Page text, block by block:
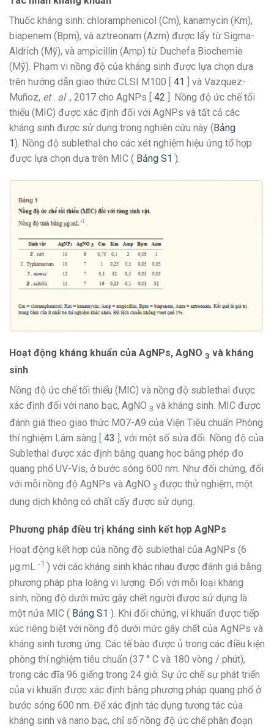
Thuốc kháng sinh: chloramphenicol (Cm), kanamycin (Km),
biapenem (Bpm), và aztreonam (Azm) được lấy từ Sigma-
Aldrich (Mỹ), và ampicillin (Amp) từ Duchefa Biochemie
(Mỹ). Phạm vi nồng độ của kháng sinh được lựa chọn dựa
trên hướng dẫn giao thức CLSI M100 [ 41
] và Vazquez-
Muñoz, et. al., 2017 cho AgNPs [ 42 ]. Nồng độ ức chế tối
thiểu (MIC) được xác định đối với AgNPs và tất cả các
kháng sinh được sử dụng trong nghiên cứu này (Bảng
1). Nồng độ sublethal cho các xét nghiệm hiệu ứng tổ hợp
được lựa chọn dựa trên MIC ( Bảng S1 ).
Hoạt động kháng khuẩn của AgNPs, AgNO 3 và kháng
sinh
Nồng độ ức chế tối thiểu (MIC) và nồng độ sublethal được
xác định đối với nano bạc, AgNO 3 và kháng sinh. MIC được
đánh giá theo giao thức M07-A9 của Viện Tiêu chuẩn Phòng
thí nghiệm Lâm sàng [ 43 ], với một số sửa đổi. Nồng độ của
Sublethal được xác định bằng quang học bằng phép đo
quang phổ UV-Vis, ở bước sóng 600 nm. Như đối chứng, đối
với mỗi nồng độ AgNPs và AgNO 3 được thử nghiệm, một
dung dịch không có chất cấy được sử dụng.
Phương pháp điều trị kháng sinh kết hợp AgNPs
Hoạt động kết hợp của nồng độ sublethal của AgNPs (6
μg.mL -1 ) với các kháng sinh khác nhau được đánh giá bằng
phương pháp pha loãng vi lượng. Đối với mỗi loại kháng
sinh, nồng độ dưới mức gây chết người được sử dụng là
một nửa MIC ( Bảng S1 ). Khi đối chứng, vi khuẩn được tiếp
xúc riêng biệt với nồng độ dưới mức gây chết của AgNPs và
kháng sinh tương ứng. Các tế bào được ủ trong các điều kiện
phòng thí nghiệm tiêu chuẩn (37 ° C và 180 vòng / phút),
trong các đĩa 96 giếng trong 24 giờ. Sự ức chế sự phát triển
của vi khuẩn được xác định bằng phương pháp quang phổ ở
bước sóng 600 nm. Để xác định tác dụng tương tác của
kháng sinh và nano bạc, chỉ số nồng độ ức chế phân đoạn